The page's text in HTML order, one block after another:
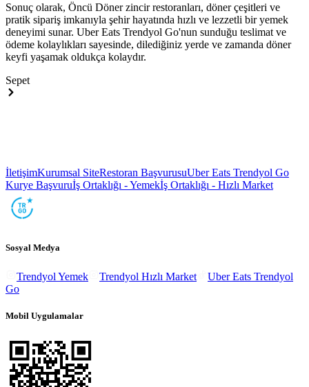
Sonuç olarak, Öncü Döner zincir restoranları, döner çeşitleri ve
pratik sipariş imkanıyla şehir hayatında hızlı ve lezzetli bir yemek
deneyimi sunar. Uber Eats Trendyol Go'nun sunduğu teslimat ve
ödeme kolaylıkları sayesinde, dilediğiniz yerde ve zamanda döner
keyfi yaşamak oldukça kolaydır.
Sepet
İletişimKurumsal SiteRestoran BaşvurusuUber Eats Trendyol Go
Kurye Başvuruİş Ortaklığı - Yemekİş Ortaklığı - Hızlı Market
Sosyal Medya
Trendyol Yemek Trendyol Hızlı Market
Uber Eats Trendyol
Go
Mobil Uygulamalar